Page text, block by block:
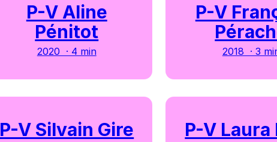
P-V Aline
Pénitot
2020 · 4 min
P-V
2018 · 3
P-V Silvain Gire P-V Laura